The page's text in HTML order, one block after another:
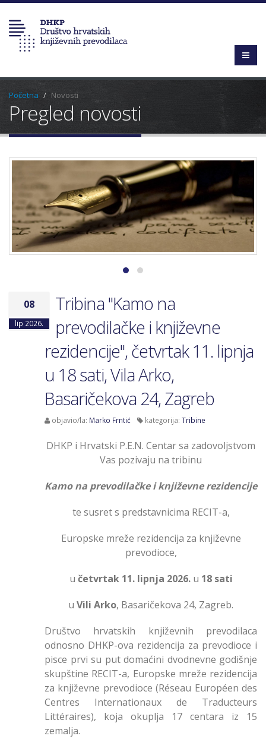
Početna Novosti
Pregled novosti
08
lip 2026.
Tribina "Kamo na
prevodilačke i književne
rezidencije", četvrtak 11. lipnja
u 18 sati, Vila Arko,
Basaričekova 24, Zagreb
objavio/la: Marko Frntić kategorija: Tribine
DHKP i Hrvatski P.E.N. Centar sa zadovoljstvom
Vas pozivaju na tribinu
Kamo na prevodilačke i književne rezidencije
te susret s predstavnicima RECIT-a,
Europske mreže rezidencija za književne
prevodioce,
u četvrtak 11. lipnja 2026.u 18 sati
u Vili Arko, Basaričekova 24, Zagreb.
Društvo hrvatskih književnih prevodilaca
odnosno DHKP-ova rezidencija za prevodioce i
pisce prvi su put domaćini dvodnevne godišnje
skupštine RECIT-a, Europske mreže rezidencija
za književne prevodioce (Réseau Européen des
Centres Internationaux de Traducteurs
Littéraires), koja okuplja 17 centara iz 15
zemalja.